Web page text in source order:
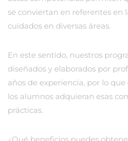
se conviertan en referentes en
cuidados en diversas áreas.
En este sentido, nuestros
diseñados y elaborados por
años de experiencia, por lo
los alumnos adquieran esas
prácticas.